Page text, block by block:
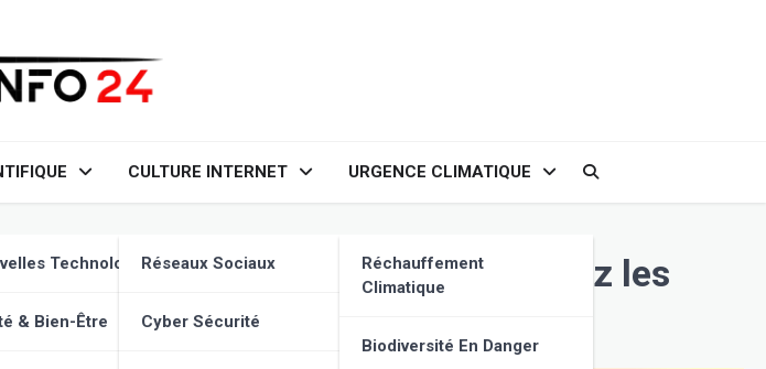
Technologies
& Bien-Être
CULTURE INTERNET
Réseaux Sociaux
Cyber Sécurité
URGENCE CLIMATIQUE
Réchauffement
Climatique
Biodiversité En Danger
et réseaux sociaux : Comprenez les